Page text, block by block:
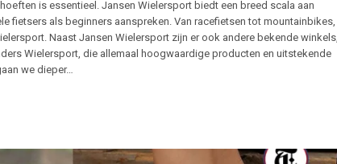
is essentieel. Jansen Wielersport biedt een breed scala aan
fietsers als beginners aanspreken. Van racefietsen tot mountainbikes,
Naast Jansen Wielersport zijn er ook andere bekende winkels,
Wielersport, die allemaal hoogwaardige producten en uitstekende
we dieper…